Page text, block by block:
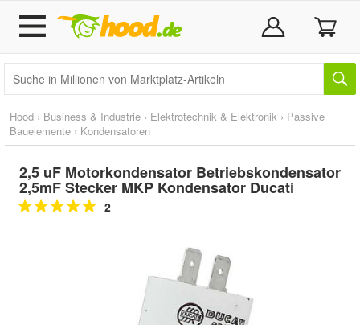
Hood › Business & Industrie › Elektrotechnik & Elektronik › Passive
Bauelemente › Kondensatoren
2,5 uF Motorkondensator Betriebskondensator
2,5mF Stecker MKP Kondensator Ducati
2